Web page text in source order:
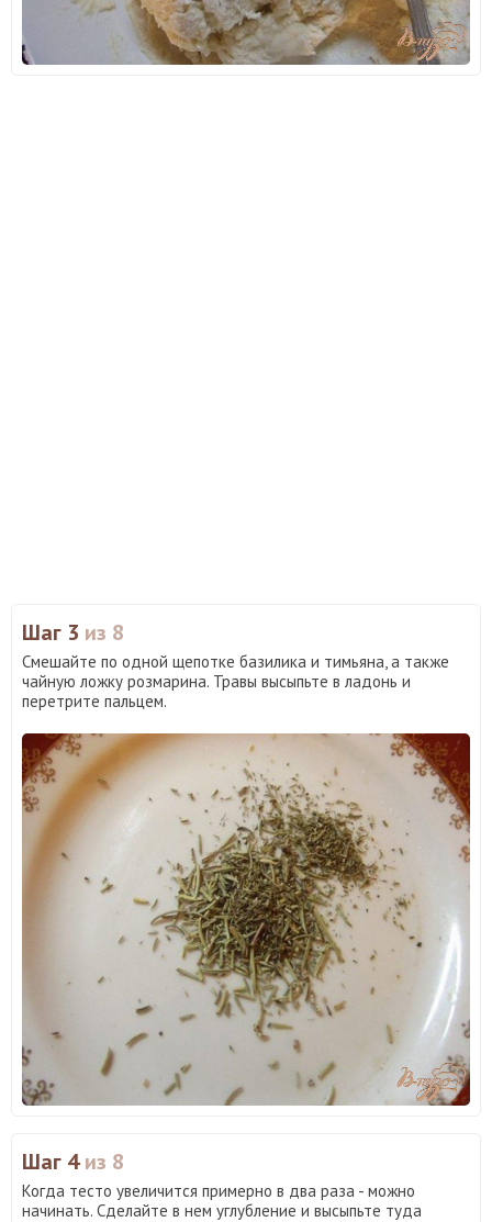
Шаг 3 из 8
Смешайте по одной щепотке базилика и тимьяна, а также
чайную ложку розмарина. Травы высыпьте в ладонь и
перетрите пальцем.
Шаг 4из 8
Когда тесто увеличится примерно в два раза - можно
начинать. Сделайте в нем углубление и высыпьте туда